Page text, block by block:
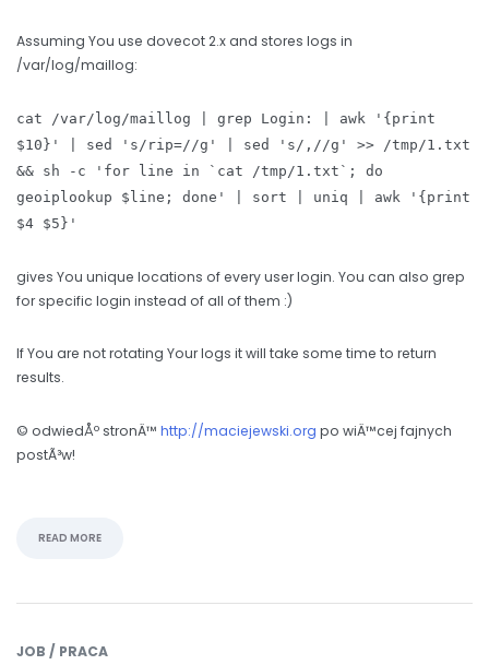
Assuming You use dovecot 2.x and stores logs in
/var/log/maillog:
cat /var/log/maillog | grep Login: | awk '{print
$10}' | sed 's/rip=//g' | sed 's/,//g' >> /tmp/1.txt
&& sh -c 'for line in `cat /tmp/1.txt`; do
geoiplookup $line; done' | sort | uniq | awk '{print
$4 $5}'
gives You unique locations of every user login. You can also grep
for specific login instead of all of them :)
If You are not rotating Your logs it will take some time to return
results.
© odwiedÅº stronÄ™ http://maciejewski.org po wiÄ™cej fajnych
postÃ³w!
READ MORE
JOB / PRACA